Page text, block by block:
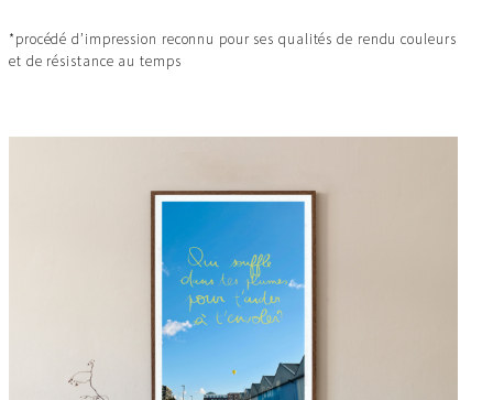
*procédé d’impression reconnu pour ses qualités de rendu couleurs
et de résistance au temps